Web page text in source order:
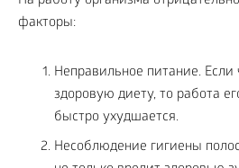
факторы:
Неправильное питание.
здоровую диету, то работа
быстро ухудшается.
Несоблюдение гигиены